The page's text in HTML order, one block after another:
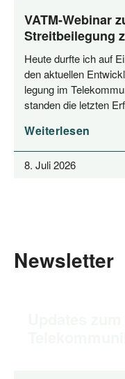
VATM-Webinar
Streitbeilegung
Praxis
Heu­te durf­te ich auf
den aktu­el­len
le­gung im
stan­den die letz­ten
Weiterlesen
8. Juli 2026
Newsletter